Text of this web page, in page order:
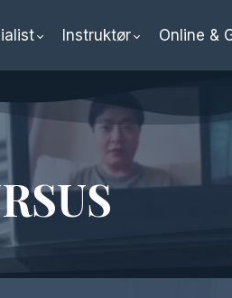
Instruktør Online &